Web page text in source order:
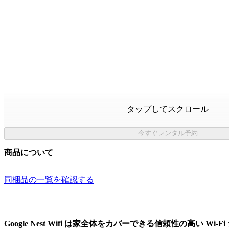
タップしてスクロール
今すぐレンタル予約
商品について
同梱品の一覧を確認する
Google Nest Wifi は家全体をカバーできる信頼性の高い Wi-Fi